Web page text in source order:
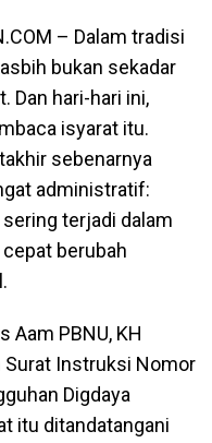
– Dalam tradisi
bukan sekadar
Dan hari-hari ini,
isyarat itu.
sebenarnya
administratif:
terjadi dalam
berubah
Aam PBNU, KH
Surat Instruksi Nomor
Digdaya
itu ditandatangani